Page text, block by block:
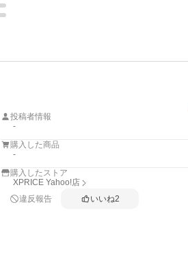
投稿者情報
-
購入した商品
-
購入したストア
XPRICE Yahoo!店
違反報告
いいね2